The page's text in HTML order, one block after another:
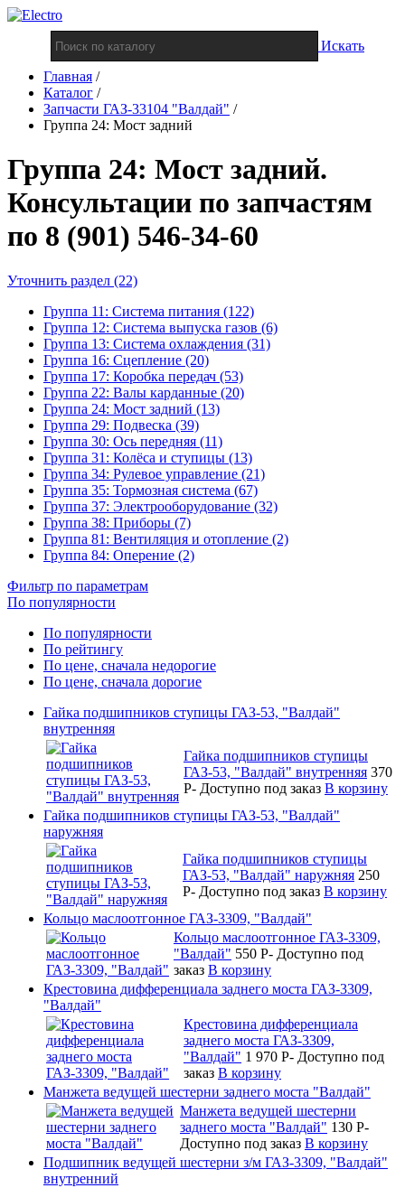
Искать
Главная /
Каталог /
Запчасти ГАЗ-33104 "Валдай" /
Группа 24: Мост задний
Группа 24: Мост задний.
Консультации по запчастям
по 8 (901) 546-34-60
Уточнить раздел (22)
Группа 11: Система питания (122)
Группа 12: Система выпуска газов (6)
Группа 13: Система охлаждения (31)
Группа 16: Сцепление (20)
Группа 17: Коробка передач (53)
Группа 22: Валы карданные (20)
Группа 24: Мост задний (13)
Группа 29: Подвеска (39)
Группа 30: Ось передняя (11)
Группа 31: Колёса и ступицы (13)
Группа 34: Рулевое управление (21)
Группа 35: Тормозная система (67)
Группа 37: Электрооборудование (32)
Группа 38: Приборы (7)
Группа 81: Вентиляция и отопление (2)
Группа 84: Оперение (2)
Фильтр по параметрам
По популярности
По популярности
По рейтингу
По цене, сначала недорогие
По цене, сначала дорогие
Гайка подшипников ступицы ГАЗ-53, "Валдай"
внутренняя
Гайка подшипников ступицы
ГАЗ-53, "Валдай" внутренняя 370
P- Доступно под заказ В корзину
Гайка подшипников ступицы ГАЗ-53, "Валдай"
наружняя
Гайка подшипников ступицы
ГАЗ-53, "Валдай" наружняя 250
P- Доступно под заказ В корзину
Кольцо маслоотгонное ГАЗ-3309, "Валдай"
Кольцо маслоотгонное ГАЗ-3309,
"Валдай" 550 P- Доступно под
заказ В корзину
Крестовина дифференциала заднего моста ГАЗ-3309,
"Валдай"
Крестовина дифференциала
заднего моста ГАЗ-3309,
"Валдай" 1 970 P- Доступно под
заказ В корзину
Манжета ведущей шестерни заднего моста "Валдай"
Манжета ведущей шестерни
заднего моста "Валдай" 130 P-
Доступно под заказ В корзину
Подшипник ведущей шестерни з/м ГАЗ-3309, "Валдай"
внутренний